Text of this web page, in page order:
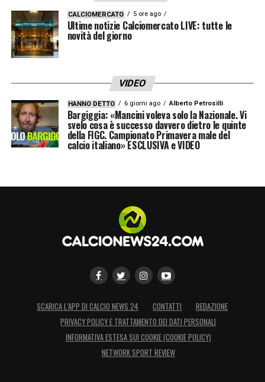
CALCIOMERCATO 5 ore ago
Ultime notizie Calciomercato LIVE: tutte le
novità del giorno
VIDEO
HANNO DETTO 6 giorni ago Alberto Petrosilli
Bargiggia: «Mancini voleva solo la Nazionale. Vi
svelo cosa è successo davvero dietro le quinte
della FIGC. Campionato Primavera male del
calcio italiano» ESCLUSIVA e VIDEO
SCARICA L’APP DI CALCIO NEWS 24 CONTATTI
REDAZIONE
PRIVACY POLICY E TRATTAMENTO DEI DATI PERSONALI
INFORMATIVA ESTESA SUI COOKIE (COOKIE POLICY)
NETWORK SPORT REVIEW